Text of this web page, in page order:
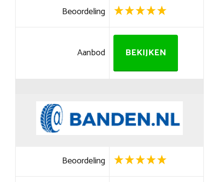
Beoordeling
Aanbod BEKIJKEN
Beoordeling